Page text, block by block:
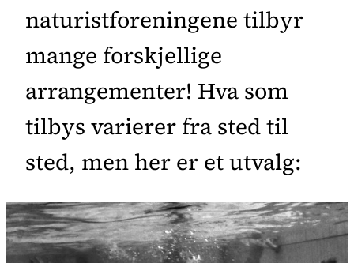
naturistforeningene tilbyr
mange forskjellige
arrangementer! Hva som
tilbys varierer fra sted til
sted, men her er et utvalg: